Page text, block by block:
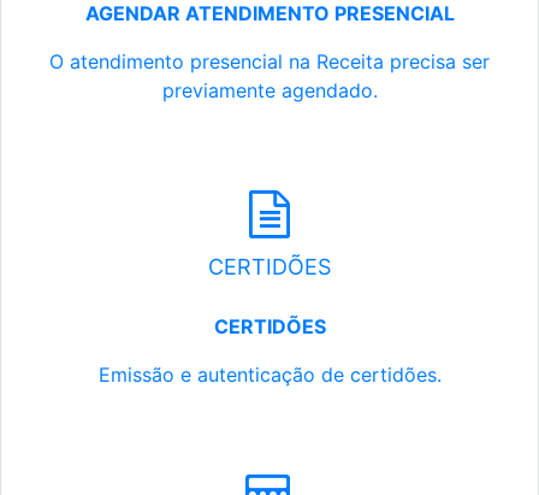
AGENDAR ATENDIMENTO PRESENCIAL
O atendimento presencial na Receita precisa ser
previamente agendado.
CERTIDÕES
CERTIDÕES
Emissão e autenticação de certidões.